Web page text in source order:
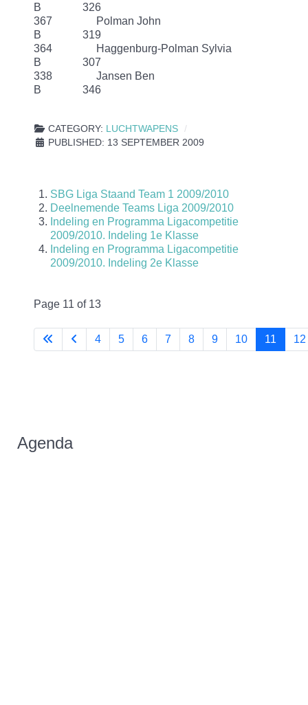
B 326
367 Polman John
B 319
364 Haggenburg-Polman Sylvia
B 307
338 Jansen Ben
B 346
CATEGORY: LUCHTWAPENS
PUBLISHED: 13 SEPTEMBER 2009
SBG Liga Staand Team 1 2009/2010
Deelnemende Teams Liga 2009/2010
Indeling en Programma Ligacompetitie
2009/2010. Indeling 1e Klasse
Indeling en Programma Ligacompetitie
2009/2010. Indeling 2e Klasse
Page 11 of 13
4 5 6 7 8 9 10 11 12
Agenda